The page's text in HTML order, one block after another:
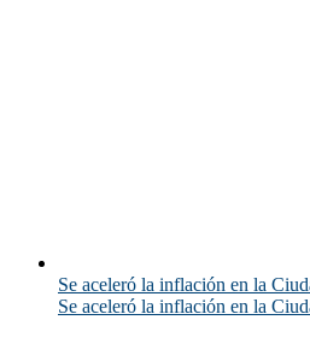
Se aceleró la inflación en la
Se aceleró la inflación en la